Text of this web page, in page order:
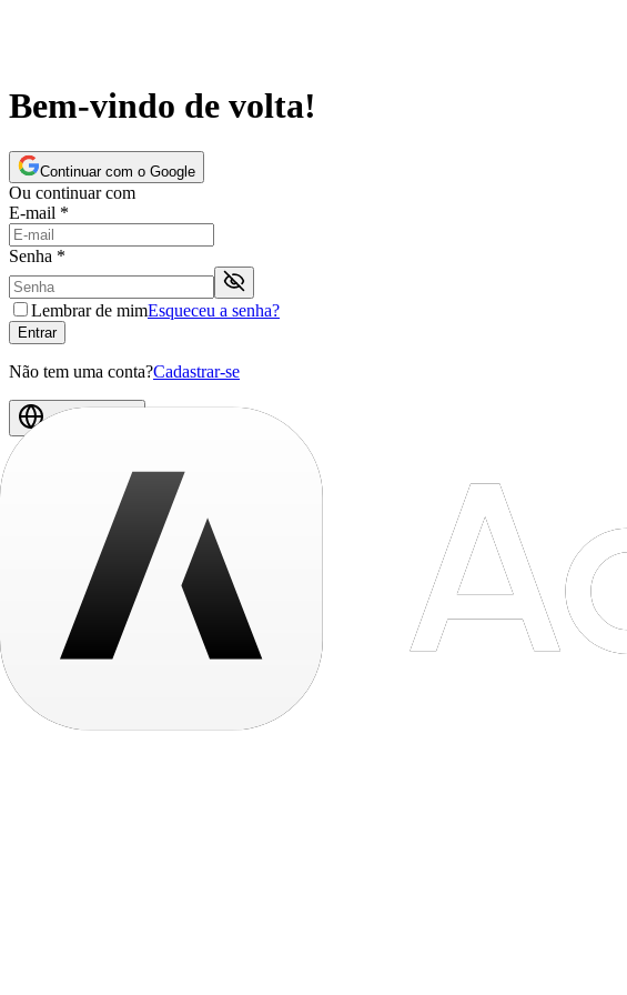
Bem-vindo de volta!
Continuar com o Google
Ou continuar com
E-mail *
Senha *
Lembrar de mimEsqueceu a senha?
Entrar
Não tem uma conta?Cadastrar-se
Português